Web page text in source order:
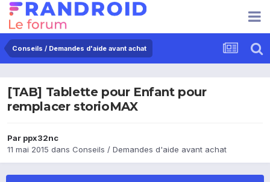
Conseils / Demandes d'aide avant achat
[TAB] Tablette pour Enfant pour
remplacer storioMAX
Par ppx32nc
11 mai 2015 dans Conseils / Demandes d'aide avant achat